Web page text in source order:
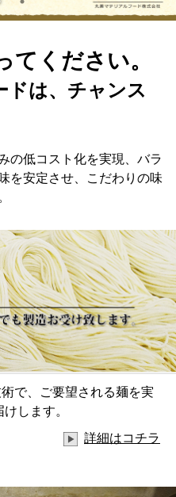
てください。
ドは、チャンス
の低コスト化を実現、バラ
を安定させ、こだわりの味
で、ご要望される麺を実
します。
詳細はコチラ